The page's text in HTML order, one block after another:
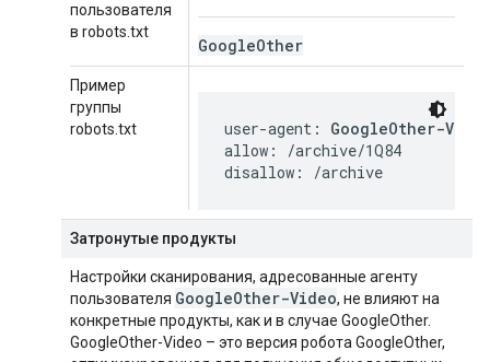
пользователя
в robots.txt
GoogleOther
Пример
группы
robots.txt
user-agent: GoogleOther-
allow: /archive/1Q84
disallow: /archive
Затронутые продукты
Настройки сканирования, адресованные агенту
пользователя GoogleOther-Video, не влияют на
конкретные продукты, как и в случае GoogleOther.
GoogleOther-Video – это версия робота GoogleOther,